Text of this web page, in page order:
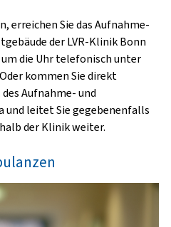
erreichen Sie dasAufnahme-
der LVR-Klinik Bonn
die Uhrtelefonisch unter
kommen Sie direkt
Aufnahme- und
und leitet Sie gegebenenfalls
der Klinik weiter.